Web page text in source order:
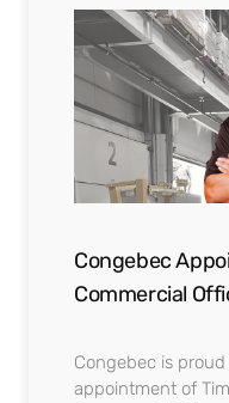
Congebec
Commercial
Congebec is
appointment of